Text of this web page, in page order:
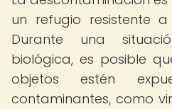
un refugio resistente
Durante una
biológica, es posible
objetos estén
contaminantes, como